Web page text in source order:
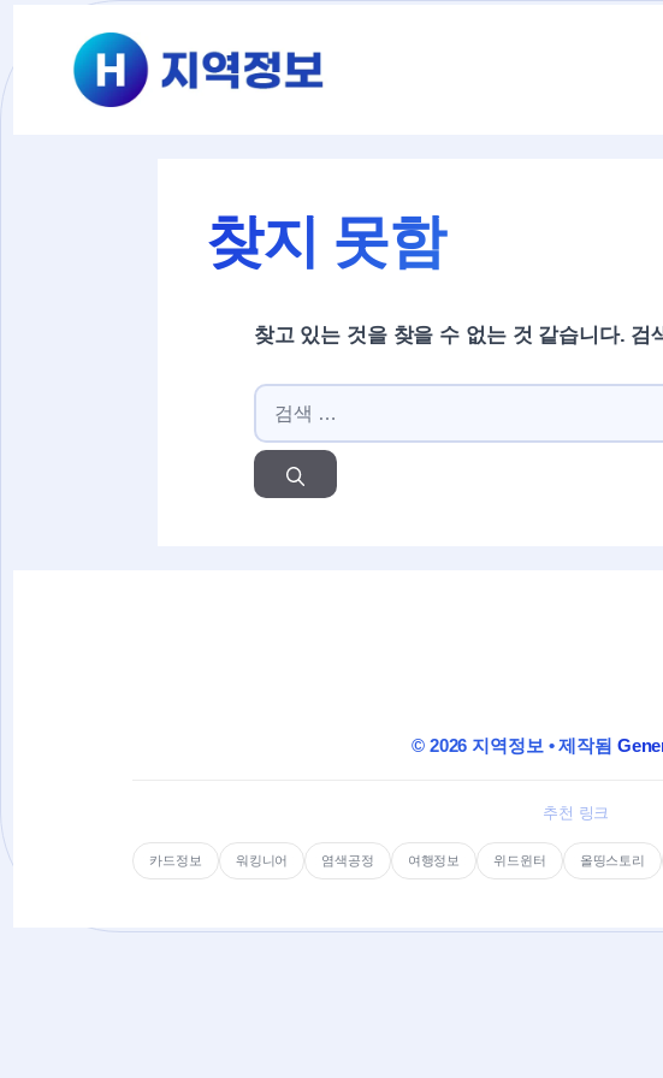
찾지 못함
찾고 있는 것을 찾을 수 없는 것 같습니다. 검
검색:
© 2026 지역정보 • 제작됨
추천 링크
카드정보 워킹니어 염색공정 여행정보 위드윈터 올띵스토리